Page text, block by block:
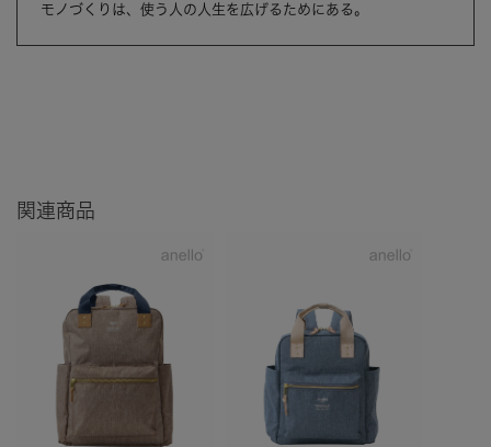
モノづくりは、使う人の人生を広げるためにある。
関連商品